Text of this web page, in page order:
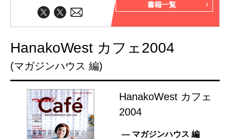
書籍一覧
HanakoWest カフェ2004
(マガジンハウス 編)
HanakoWest カフェ
2004
— マガジンハウス 編